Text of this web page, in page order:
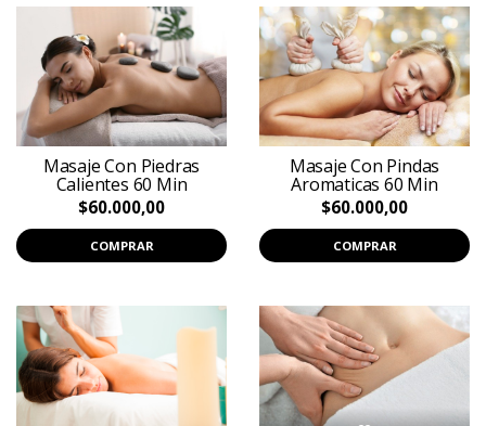
Masaje Con Piedras
Calientes 60 Min
$60.000,00
COMPRAR
Masaje Con Pindas
Aromaticas 60 Min
$60.000,00
COMPRAR